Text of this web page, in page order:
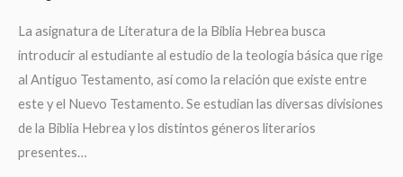
La asignatura de Literatura de la Biblia Hebrea busca
introducir al estudiante al estudio de la teología básica que rige
al Antiguo Testamento, así como la relación que existe entre
este y el Nuevo Testamento. Se estudian las diversas divisiones
de la Biblia Hebrea y los distintos géneros literarios
presentes…